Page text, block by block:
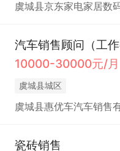
虞城县京东家电家居数
汽车销售顾问（工作
10000-30000元/月
虞城县城区
虞城县惠优车汽车销售
瓷砖销售